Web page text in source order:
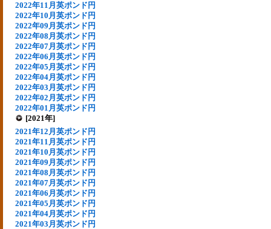
2022年11月英ポンド円
2022年10月英ポンド円
2022年09月英ポンド円
2022年08月英ポンド円
2022年07月英ポンド円
2022年06月英ポンド円
2022年05月英ポンド円
2022年04月英ポンド円
2022年03月英ポンド円
2022年02月英ポンド円
2022年01月英ポンド円
[2021年]
2021年12月英ポンド円
2021年11月英ポンド円
2021年10月英ポンド円
2021年09月英ポンド円
2021年08月英ポンド円
2021年07月英ポンド円
2021年06月英ポンド円
2021年05月英ポンド円
2021年04月英ポンド円
2021年03月英ポンド円